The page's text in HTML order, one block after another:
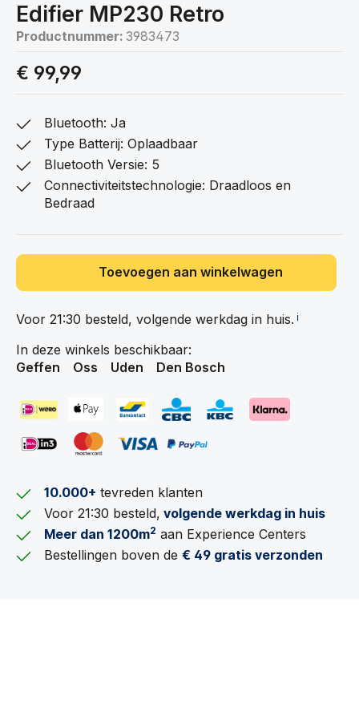
Edifier MP230 Retro
Productnummer: 3983473
€ 99,99
Bluetooth: Ja
Type Batterij: Oplaadbaar
Bluetooth Versie: 5
Connectiviteitstechnologie: Draadloos en
Bedraad
Toevoegen aan winkelwagen
Voor 21:30 besteld, volgende werkdag in huis. ℹ️
In deze winkels beschikbaar:
Geffen
Oss Uden Den Bosch
10.000+ tevreden klanten
Voor 21:30 besteld, volgende werkdag in huis
Meer dan 1200m2 aan Experience Centers
Bestellingen boven de€ 49 gratis verzonden